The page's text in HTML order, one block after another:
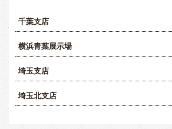
千葉支店
横浜青葉展示場
埼玉支店
埼玉北支店